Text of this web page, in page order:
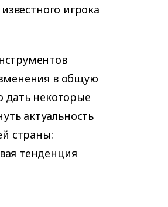
игрока
в общую
дать некоторые
актуальность
страны:
тенденция